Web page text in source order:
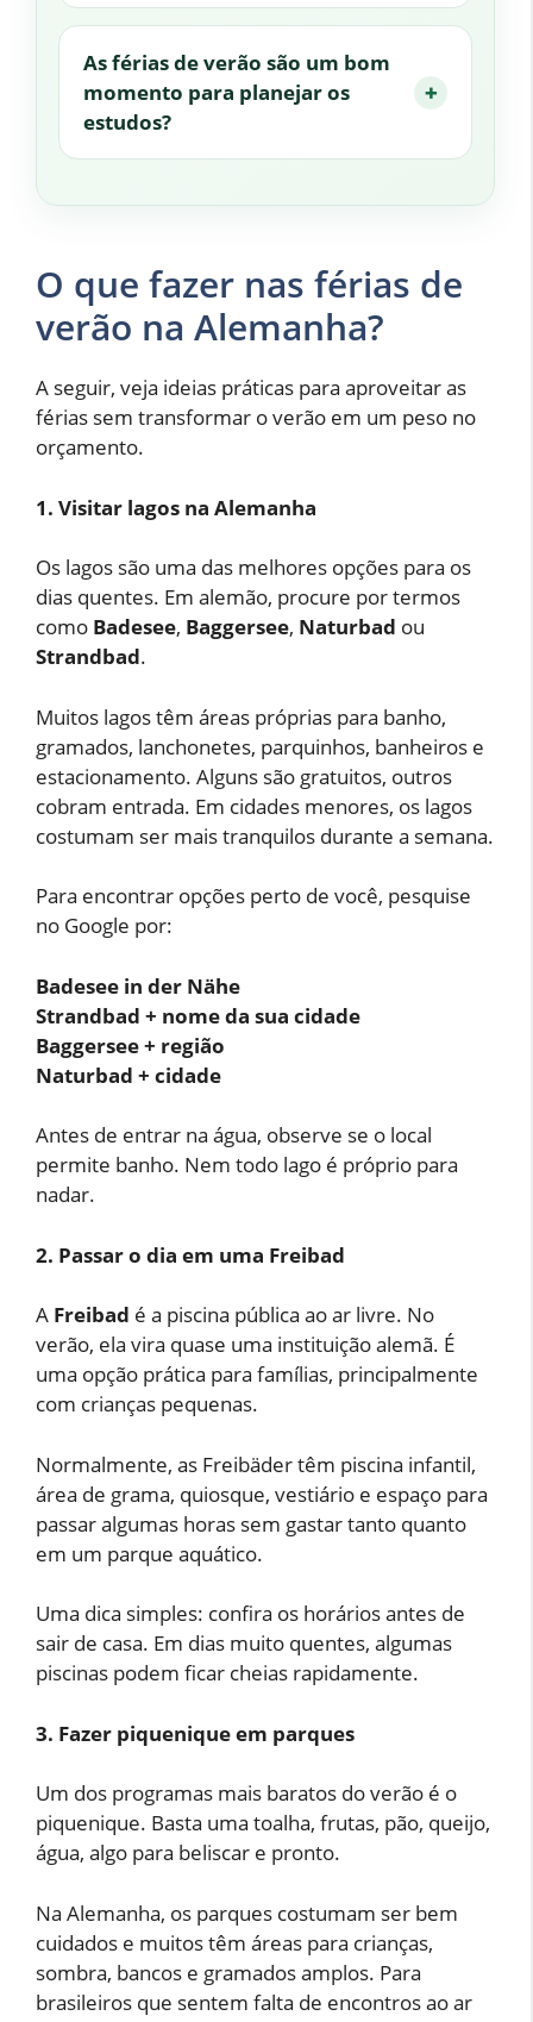
As férias de verão são um bom
momento para planejar os
estudos?
O que fazer nas férias de
verão na Alemanha?
A seguir, veja ideias práticas para aproveitar as
férias sem transformar o verão em um peso no
orçamento.
1. Visitar lagos na Alemanha
Os lagos são uma das melhores opções para os
dias quentes. Em alemão, procure por termos
como Badesee, Baggersee, Naturbad ou
Strandbad.
Muitos lagos têm áreas próprias para banho,
gramados, lanchonetes, parquinhos, banheiros e
estacionamento. Alguns são gratuitos, outros
cobram entrada. Em cidades menores, os lagos
costumam ser mais tranquilos durante a semana.
Para encontrar opções perto de você, pesquise
no Google por:
Badesee in der Nähe
Strandbad + nome da sua cidade
Baggersee + região
Naturbad + cidade
Antes de entrar na água, observe se o local
permite banho. Nem todo lago é próprio para
nadar.
2. Passar o dia em uma Freibad
A Freibad é a piscina pública ao ar livre. No
verão, ela vira quase uma instituição alemã. É
uma opção prática para famílias, principalmente
com crianças pequenas.
Normalmente, as Freibäder têm piscina infantil,
área de grama, quiosque, vestiário e espaço para
passar algumas horas sem gastar tanto quanto
em um parque aquático.
Uma dica simples: confira os horários antes de
sair de casa. Em dias muito quentes, algumas
piscinas podem ficar cheias rapidamente.
3. Fazer piquenique em parques
Um dos programas mais baratos do verão é o
piquenique. Basta uma toalha, frutas, pão, queijo,
água, algo para beliscar e pronto.
Na Alemanha, os parques costumam ser bem
cuidados e muitos têm áreas para crianças,
sombra, bancos e gramados amplos. Para
brasileiros que sentem falta de encontros ao ar